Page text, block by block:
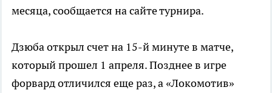
месяца, сообщается на сайте турнира.
Дзюба открыл счет на 15-й минуте в матче,
который прошел 1 апреля. Позднее в игре
форвард отличился еще раз, а «Локомотив»